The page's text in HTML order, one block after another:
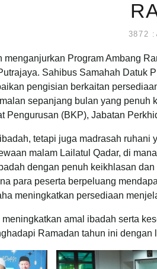
Program Ambang
Sahibus Samahah Datuk
pengisian berkaitan
sepanjang bulan yang penuh
(BKP), Jabatan
tetapi juga madrasah ruhani
malam Lailatul Qadar, di
dengan penuh keikhlasan
para peserta berpeluang
meningkatkan persediaan
amal ibadah serta
Ramadan tahun ini dengan